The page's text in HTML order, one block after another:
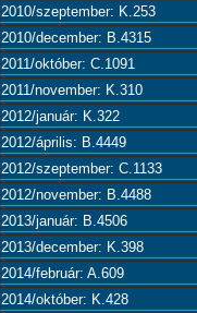
2010/szeptember: K.253
2010/december: B.4315
2011/október: C.1091
2011/november: K.310
2012/január: K.322
2012/április: B.4449
2012/szeptember: C.1133
2012/november: B.4488
2013/január: B.4506
2013/december: K.398
2014/február: A.609
2014/október: K.428